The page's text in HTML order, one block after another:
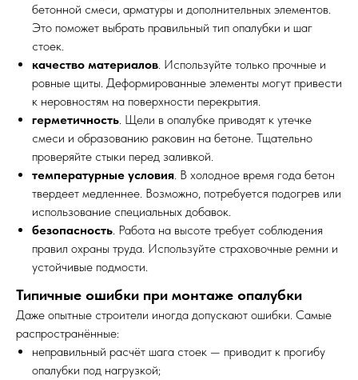
бетонной смеси, арматуры и дополнительных элементов.
Это поможет выбрать правильный тип опалубки и шаг
стоек.
качество материалов. Используйте только прочные и
ровные щиты. Деформированные элементы могут привести
к неровностям на поверхности перекрытия.
герметичность. Щели в опалубке приводят к утечке
смеси и образованию раковин на бетоне. Тщательно
проверяйте стыки перед заливкой.
температурные условия. В холодное время года бетон
твердеет медленнее. Возможно, потребуется подогрев или
использование специальных добавок.
безопасность. Работа на высоте требует соблюдения
правил охраны труда. Используйте страховочные ремни и
устойчивые подмости.
Типичные ошибки при монтаже опалубки
Даже опытные строители иногда допускают ошибки. Самые
распространённые:
неправильный расчёт шага стоек — приводит к прогибу
опалубки под нагрузкой;